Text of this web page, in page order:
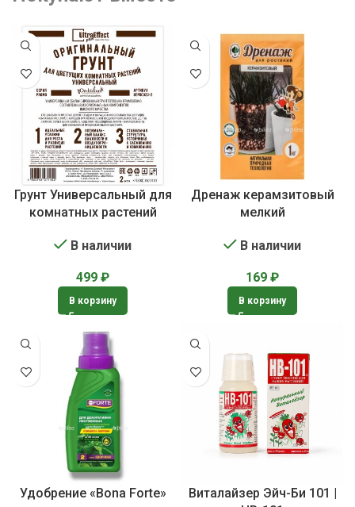
Грунт Универсальный для
комнатных растений
В наличии
499 ₽
В корзину
Дренаж керамзитовый
мелкий
В наличии
169 ₽
В корзину
Удобрение «Bona Forte»
Виталайзер Эйч-Би 101 |